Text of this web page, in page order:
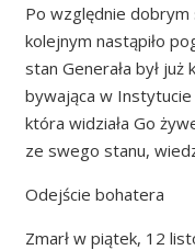
Po względnie dobrym
kolejnym nastąpiło
stan Generała był już
bywająca w
która widziała Go
ze swego stanu,
Odejście bohatera
Zmarł w piątek, 12